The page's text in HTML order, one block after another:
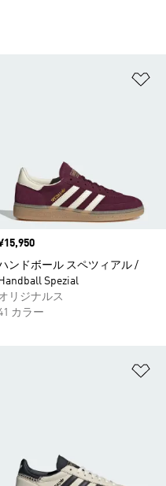
格
ンドボール スペツィアル /
Handball Spezial
リジナルス
カラー